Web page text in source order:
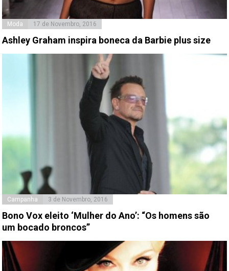
Moda 17 de Novembro, 2016
Ashley Graham inspira boneca da Barbie plus size
Campanha 3 de Novembro, 2016
Bono Vox eleito ‘Mulher do Ano’: “Os homens são
um bocado broncos”